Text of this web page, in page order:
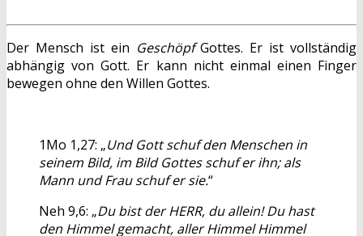
Der Mensch ist ein GeschöpfGottes. Er ist vollständig
abhängig von Gott. Er kann nicht einmal einen Finger
bewegen ohne den Willen Gottes.
1Mo 1,27: „Und Gott schuf den Menschen in
seinem Bild, im Bild Gottes schuf er ihn; als
Mann und Frau schuf er sie.“
Neh 9,6: „Du bist der HERR, du allein! Du hast
den Himmel gemacht, aller Himmel Himmel